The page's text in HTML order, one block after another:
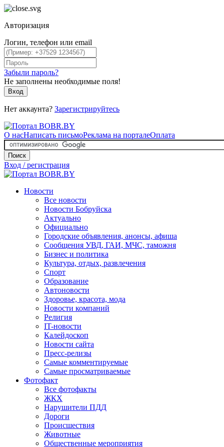
Авторизация
Логин, телефон или email
Забыли пароль?
Не заполнены необходимые поля!
Вход
Нет аккаунта? Зарегистрируйтесь
О насНаписать письмоРеклама на порталеОплата
Поиск
Вход / регистрация
Новости
Все новости
Новости Бобруйска
Актуально
Официально
Городские объявления, анонсы, афиша
Сообщения УВД, ГАИ, МЧС, таможня
Бизнес и политика
Культура, отдых, развлечения
Спорт
Образование
Автоновости
Здоровье, красота, мода
Новости компаний
Религия
IT-новости
Калейдоскоп
Новости сайта
Пресс-релизы
Самые комментируемые
Самые просматриваемые
Фотофакт
Все фотофакты
ЖКХ
Нарушители ПДД
Дороги
Происшествия
Животные
Общественные мероприятия